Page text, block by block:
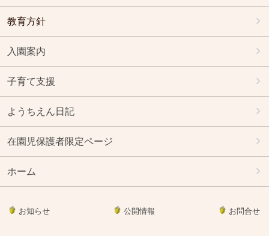
教育方針
入園案内
子育て支援
ようちえん日記
在園児保護者限定ページ
ホーム
お知らせ 公開情報 お問合せ